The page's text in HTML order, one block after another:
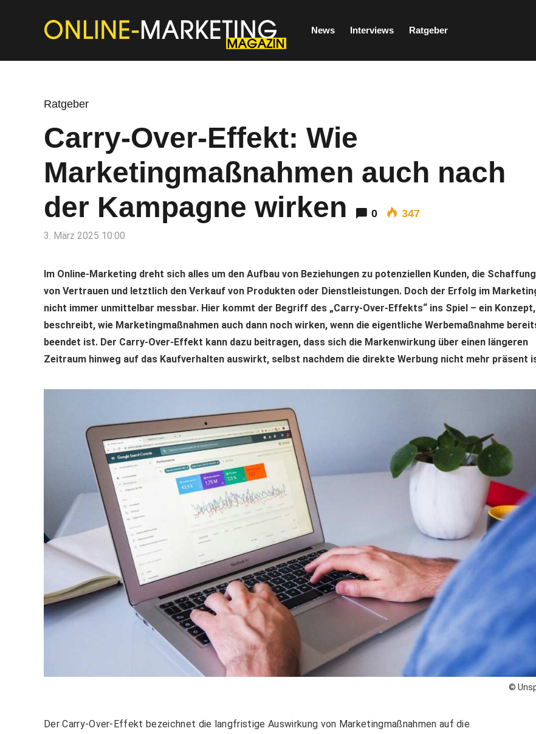
News Interviews Ratgeber
Ratgeber
Carry-Over-Effekt: Wie
Marketingmaßnahmen auch nach
der Kampagne wirken
0 347
3. März 2025 10:00
Im Online-Marketing dreht sich alles um den Aufbau von Beziehungen zu potenziellen Kunden, die Schaffung
von Vertrauen und letztlich den Verkauf von Produkten oder Dienstleistungen. Doch der Erfolg im
nicht immer unmittelbar messbar. Hier kommt der Begriff des „Carry-Over-Effekts“ ins Spiel – ein
beschreibt, wie Marketingmaßnahmen auch dann noch wirken, wenn die eigentliche Werbemaßnahme
beendet ist. Der Carry-Over-Effekt kann dazu beitragen, dass sich die Markenwirkung über einen längeren
Zeitraum hinweg auf das Kaufverhalten auswirkt, selbst nachdem die direkte Werbung nicht mehr präsent
©
Der Carry-Over-Effekt bezeichnet die langfristige Auswirkung von Marketingmaßnahmen auf die